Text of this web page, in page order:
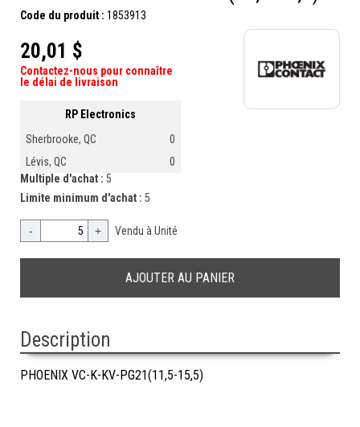
Code du produit : 1853913
20,01 $
Contactez-nous pour connaître
le délai de livraison
RP Electronics
Sherbrooke, QC
0
Lévis, QC
0
Multiple d'achat : 5
Limite minimum d'achat : 5
- + Vendu à Unité
Description
PHOENIX VC-K-KV-PG21(11,5-15,5)